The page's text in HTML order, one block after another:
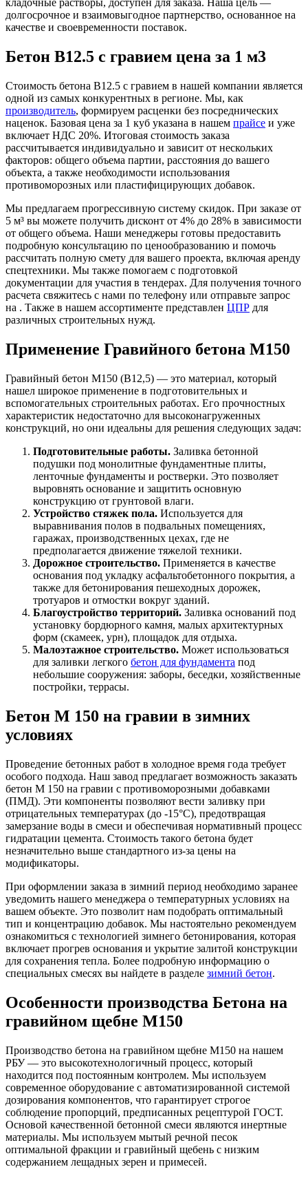
кладочные растворы, доступен для заказа. Наша цель —
долгосрочное и взаимовыгодное партнерство, основанное на
качестве и своевременности поставок.
Бетон B12.5 с гравием цена за 1 м3
Стоимость бетона B12.5 с гравием в нашей компании является
одной из самых конкурентных в регионе. Мы, как
производитель, формируем расценки без посреднических
наценок. Базовая цена за 1 куб указана в нашем прайсе и уже
включает НДС 20%. Итоговая стоимость заказа
рассчитывается индивидуально и зависит от нескольких
факторов: общего объема партии, расстояния до вашего
объекта, а также необходимости использования
противоморозных или пластифицирующих добавок.
Мы предлагаем прогрессивную систему скидок. При заказе от
5 м³ вы можете получить дисконт от 4% до 28% в зависимости
от общего объема. Наши менеджеры готовы предоставить
подробную консультацию по ценообразованию и помочь
рассчитать полную смету для вашего проекта, включая аренду
спецтехники. Мы также помогаем с подготовкой
документации для участия в тендерах. Для получения точного
расчета свяжитесь с нами по телефону или отправьте запрос
на . Также в нашем ассортименте представлен ЦПР для
различных строительных нужд.
Применение Гравийного бетона М150
Гравийный бетон М150 (В12,5) — это материал, который
нашел широкое применение в подготовительных и
вспомогательных строительных работах. Его прочностных
характеристик недостаточно для высоконагруженных
конструкций, но они идеальны для решения следующих задач:
Подготовительные работы. Заливка бетонной
подушки под монолитные фундаментные плиты,
ленточные фундаменты и ростверки. Это позволяет
выровнять основание и защитить основную
конструкцию от грунтовой влаги.
Устройство стяжек пола. Используется для
выравнивания полов в подвальных помещениях,
гаражах, производственных цехах, где не
предполагается движение тяжелой техники.
Дорожное строительство. Применяется в качестве
основания под укладку асфальтобетонного покрытия, а
также для бетонирования пешеходных дорожек,
тротуаров и отмостки вокруг зданий.
Благоустройство территорий. Заливка оснований под
установку бордюрного камня, малых архитектурных
форм (скамеек, урн), площадок для отдыха.
Малоэтажное строительство. Может использоваться
для заливки легкого бетон для фундамента под
небольшие сооружения: заборы, беседки, хозяйственные
постройки, террасы.
Бетон М 150 на гравии в зимних
условиях
Проведение бетонных работ в холодное время года требует
особого подхода. Наш завод предлагает возможность заказать
бетон М 150 на гравии с противоморозными добавками
(ПМД). Эти компоненты позволяют вести заливку при
отрицательных температурах (до -15°C), предотвращая
замерзание воды в смеси и обеспечивая нормативный процесс
гидратации цемента. Стоимость такого бетона будет
незначительно выше стандартного из-за цены на
модификаторы.
При оформлении заказа в зимний период необходимо заранее
уведомить нашего менеджера о температурных условиях на
вашем объекте. Это позволит нам подобрать оптимальный
тип и концентрацию добавок. Мы настоятельно рекомендуем
ознакомиться с технологией зимнего бетонирования, которая
включает прогрев основания и укрытие залитой конструкции
для сохранения тепла. Более подробную информацию о
специальных смесях вы найдете в разделе зимний бетон.
Особенности производства Бетона на
гравийном щебне М150
Производство бетона на гравийном щебне М150 на нашем
РБУ — это высокотехнологичный процесс, который
находится под постоянным контролем. Мы используем
современное оборудование с автоматизированной системой
дозирования компонентов, что гарантирует строгое
соблюдение пропорций, предписанных рецептурой ГОСТ.
Основой качественной бетонной смеси являются инертные
материалы. Мы используем мытый речной песок
оптимальной фракции и гравийный щебень с низким
содержанием лещадных зерен и примесей.